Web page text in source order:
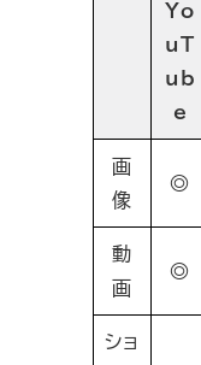
Yo
uT
ub
e
画
像
◎
動
画
◎
ショ